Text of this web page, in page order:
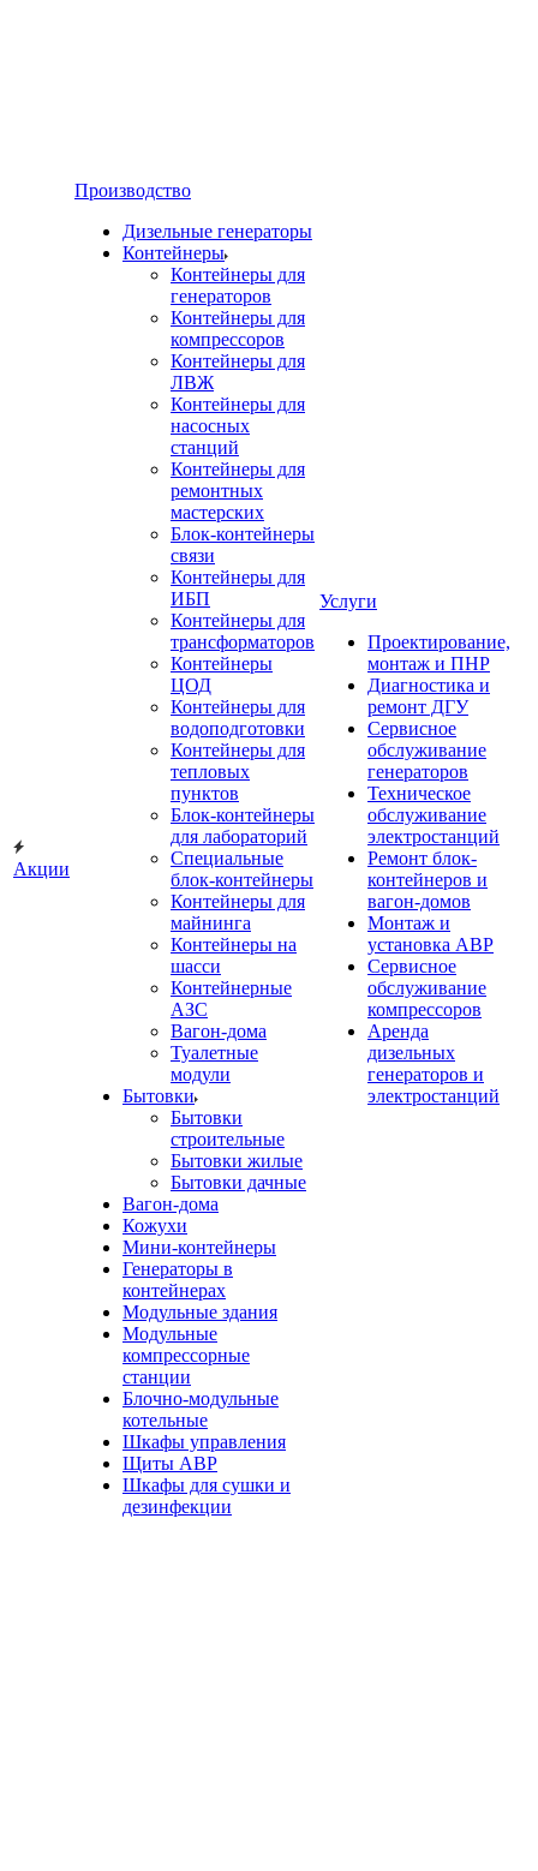
Акции
Производство
Дизельные генераторы
Контейнеры
Контейнеры для
генераторов
Контейнеры для
компрессоров
Контейнеры для
ЛВЖ
Контейнеры для
насосных
станций
Контейнеры для
ремонтных
мастерских
Блок-контейнеры
связи
Контейнеры для
ИБП
Контейнеры для
трансформаторов
Контейнеры
ЦОД
Контейнеры для
водоподготовки
Контейнеры для
тепловых
пунктов
Блок-контейнеры
для лабораторий
Специальные
блок-контейнеры
Контейнеры для
майнинга
Контейнеры на
шасси
Контейнерные
АЗС
Вагон-дома
Туалетные
модули
Бытовки
Бытовки
строительные
Бытовки жилые
Бытовки дачные
Вагон-дома
Кожухи
Мини-контейнеры
Генераторы в
контейнерах
Модульные здания
Модульные
компрессорные
станции
Блочно-модульные
котельные
Шкафы управления
Щиты АВР
Шкафы для сушки и
дезинфекции
Услуги
Проектирование,
монтаж и ПНР
Диагностика и
ремонт ДГУ
Сервисное
обслуживание
генераторов
Техническое
обслуживание
электростанций
Ремонт блок-
контейнеров и
вагон-домов
Монтаж и
установка АВР
Сервисное
обслуживание
компрессоров
Аренда
дизельных
генераторов и
электростанций